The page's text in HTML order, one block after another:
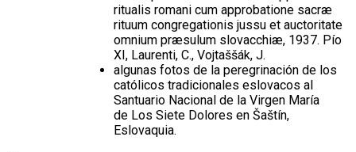
ritualis romani cum approbatione sacræ
rituum congregationis jussu et auctoritate
omnium præsulum slovacchiæ, 1937. Pío
XI, Laurenti, C., Vojtaššák, J.
algunas fotos de la peregrinación de los
católicos tradicionales eslovacos al
Santuario Nacional de la Virgen María
de Los Siete Dolores en Šaštín,
Eslovaquia.